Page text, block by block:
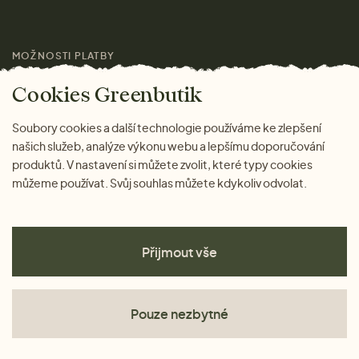
Magazín
MOŽNOSTI PLATBY
Cookies Greenbutik
Soubory cookies a další technologie používáme ke zlepšení
našich služeb, analýze výkonu webu a lepšímu doporučování
produktů. V nastavení si můžete zvolit, které typy cookies
můžeme používat. Svůj souhlas můžete kdykoliv odvolat.
Přijmout vše
Pouze nezbytné